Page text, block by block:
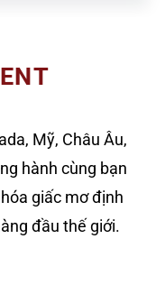
Mỹ, Châu Âu,
hành cùng bạn
giấc mơ định
đầu thế giới.